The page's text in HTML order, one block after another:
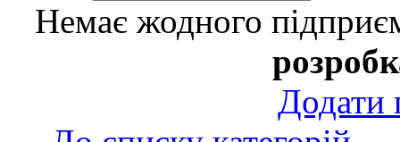
Немає жодного
Додати